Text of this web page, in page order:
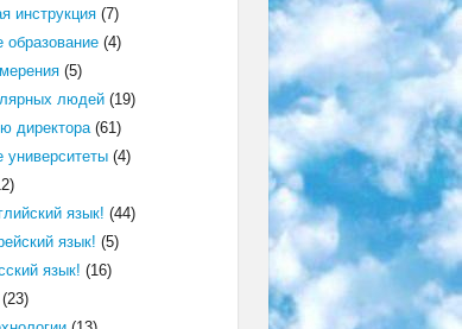
инструкция(7)
(4)
(5)
людей(19)
директора(61)
университеты(4)
язык! (44)
язык! (5)
язык! (16)